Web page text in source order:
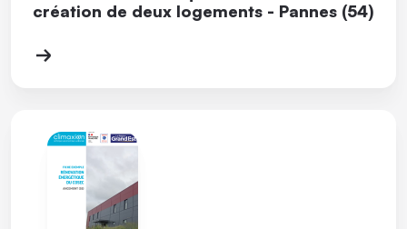
création de deux logements - Pannes (54)